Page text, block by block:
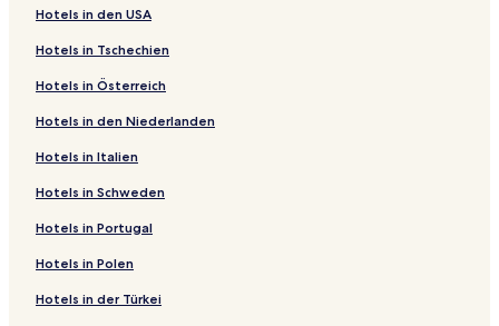
Hotels in den USA
Hotels in Tschechien
Hotels in Österreich
Hotels in den Niederlanden
Hotels in Italien
Hotels in Schweden
Hotels in Portugal
Hotels in Polen
Hotels in der Türkei